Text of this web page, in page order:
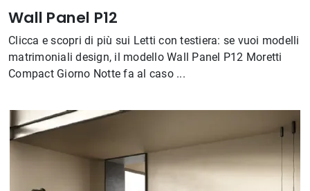
Wall Panel P12
Clicca e scopri di più sui Letti con testiera: se vuoi modelli
matrimoniali design, il modello Wall Panel P12 Moretti
Compact Giorno Notte fa al caso ...